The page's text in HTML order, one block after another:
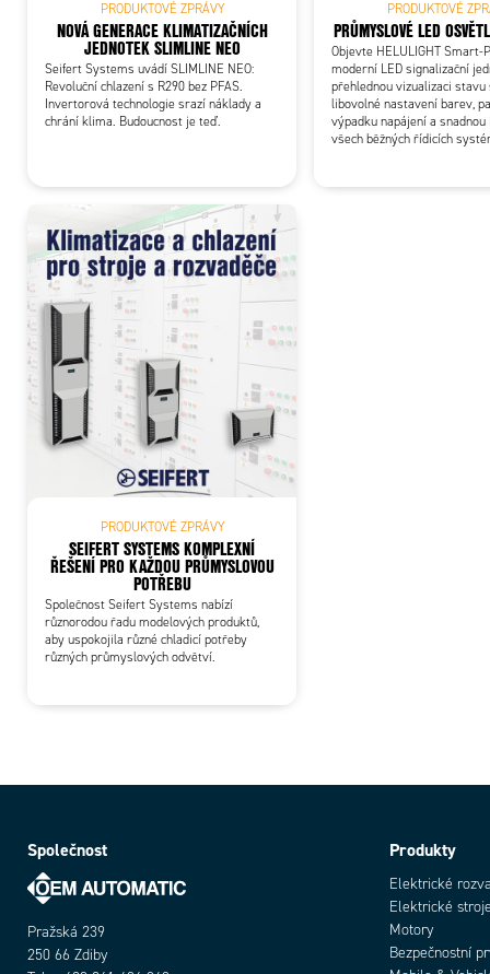
SR1-1450
SR1-1475
SR1-4425
PRODUKTOVÉ ZPRÁVY
NOVÁ GENERACE KLIMATIZAČNÍCH
JEDNOTEK SLIMLINE NEO
Seifert Systems uvádí SLIMLINE NEO:
Revoluční chlazení s R290 bez PFAS.
Invertorová technologie srazí náklady a
chrání klima. Budoucnost je teď.
PRODUKTOVÉ
PRŮMYSLOVÉ LED
Objevte HELULIGHT Smart-
moderní LED signalizační
přehlednou vizualizaci
libovolné nastavení barev,
výpadku napájení a
všech běžných řídicích
PRODUKTOVÉ ZPRÁVY
SEIFERT SYSTEMS KOMPLEXNÍ
ŘEŠENÍ PRO KAŽDOU PRŮMYSLOVOU
POTŘEBU
Společnost Seifert Systems nabízí
různorodou řadu modelových produktů,
aby uspokojila různé chladicí potřeby
různých průmyslových odvětví.
Společnost
Pražská 239
250 66 Zdiby
Produkty
Elektrické
Elektrické stroje
Motory
Bezpečnostní